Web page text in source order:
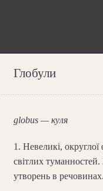
Глобули
globus — куля
1. Невеликі,
світлих
утворень в речовинах.